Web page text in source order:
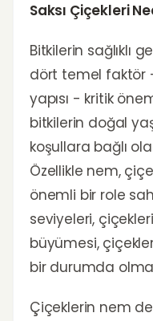
Saksı Çiçekleri
Bitkilerin sağlıklı
dört temel faktör -
yapısı - kritik
bitkilerin doğal
koşullara bağlı
Özellikle nem,
önemli bir role
seviyeleri,
büyümesi,
bir durumda
Çiçeklerin nem